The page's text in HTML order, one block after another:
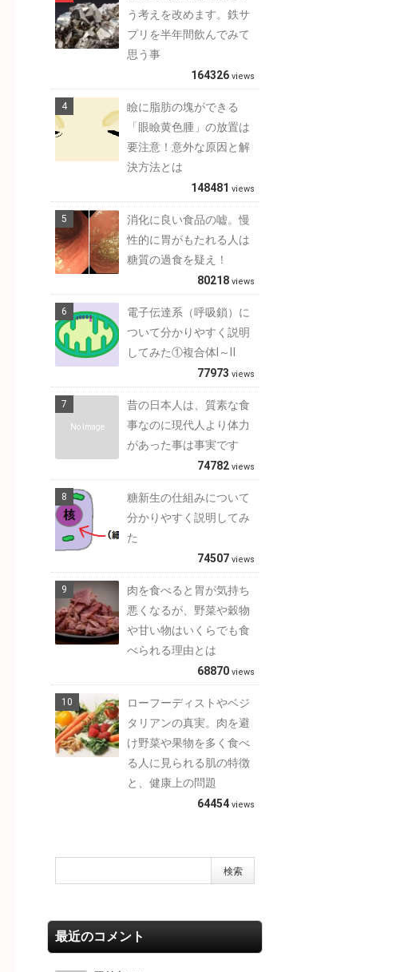
う考えを改めます。鉄サ
プリを半年間飲んでみて
思う事
164326 views
瞼に脂肪の塊ができる
「眼瞼黄色腫」の放置は
要注意！意外な原因と解
決方法とは
148481 views
消化に良い食品の嘘。慢
性的に胃がもたれる人は
糖質の過食を疑え！
80218 views
電子伝達系（呼吸鎖）に
ついて分かりやすく説明
してみた①複合体Ⅰ～Ⅱ
77973 views
No Image
昔の日本人は、質素な食
事なのに現代人より体力
があった事は事実です
74782 views
糖新生の仕組みについて
分かりやすく説明してみ
た
74507 views
肉を食べると胃が気持ち
悪くなるが、野菜や穀物
や甘い物はいくらでも食
べられる理由とは
68870 views
ローフーディストやベジ
タリアンの真実。肉を避
け野菜や果物を多く食べ
る人に見られる肌の特徴
と、健康上の問題
64454 views
最近のコメント